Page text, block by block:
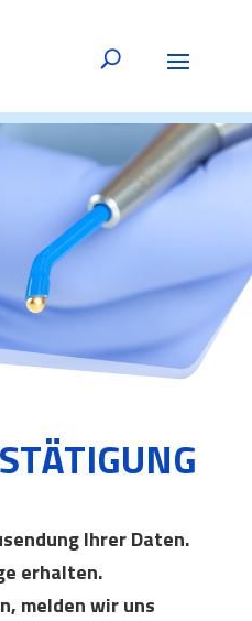
Ihrer Daten.
erhalten.
melden wir uns